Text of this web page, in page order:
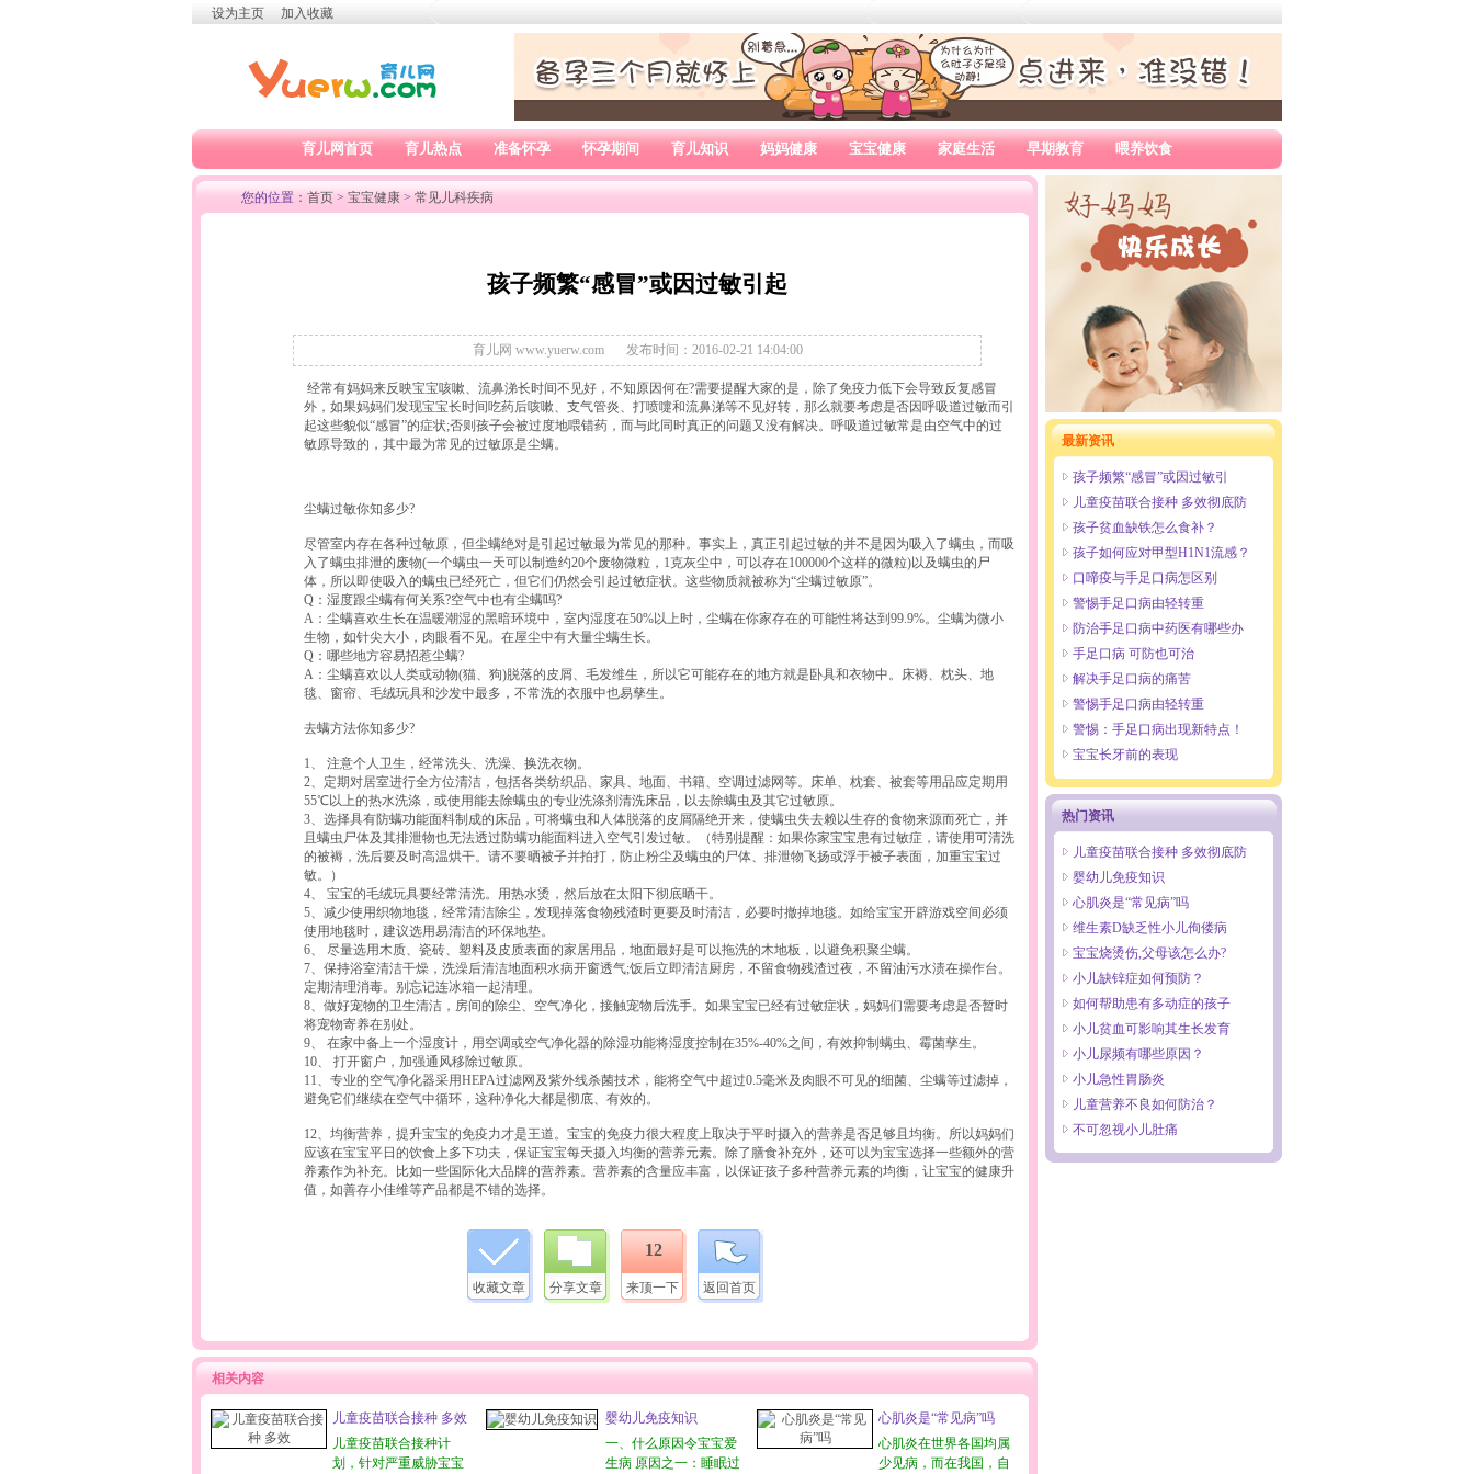
设为主页 加入收藏
育儿网首页 育儿热点 准备怀孕 怀孕期间 育儿知识 妈妈健康 宝宝健康 家庭生活 早期教育 喂养饮食
最新资讯
孩子频繁“感冒”或因过敏引
儿童疫苗联合接种 多效彻底防
孩子贫血缺铁怎么食补？
孩子如何应对甲型H1N1流感？
口啼疫与手足口病怎区别
警惕手足口病由轻转重
防治手足口病中药医有哪些办
手足口病 可防也可治
解决手足口病的痛苦
警惕手足口病由轻转重
警惕：手足口病出现新特点！
宝宝长牙前的表现
热门资讯
儿童疫苗联合接种 多效彻底防
婴幼儿免疫知识
心肌炎是“常见病”吗
维生素D缺乏性小儿佝偻病
宝宝烧烫伤,父母该怎么办?
小儿缺锌症如何预防？
如何帮助患有多动症的孩子
小儿贫血可影响其生长发育
小儿尿频有哪些原因？
小儿急性胃肠炎
儿童营养不良如何防治？
不可忽视小儿肚痛
您的位置： 首页 > 宝宝健康 > 常见儿科疾病
孩子频繁“感冒”或因过敏引起
育儿网 www.yuerw.com 发布时间：2016-02-21 14:04:00
经常有妈妈来反映宝宝咳嗽、流鼻涕长时间不见好，不知原因何在?需要提醒大家的是，除了免疫力低下会导致反复感冒
外，如果妈妈们发现宝宝长时间吃药后咳嗽、支气管炎、打喷嚏和流鼻涕等不见好转，那么就要考虑是否因呼吸道过敏而引
起这些貌似“感冒”的症状;否则孩子会被过度地喂错药，而与此同时真正的问题又没有解决。呼吸道过敏常是由空气中的过
敏原导致的，其中最为常见的过敏原是尘螨。
尘螨过敏你知多少?
尽管室内存在各种过敏原，但尘螨绝对是引起过敏最为常见的那种。事实上，真正引起过敏的并不是因为吸入了螨虫，而吸
入了螨虫排泄的废物(一个螨虫一天可以制造约20个废物微粒，1克灰尘中，可以存在100000个这样的微粒)以及螨虫的尸
体，所以即使吸入的螨虫已经死亡，但它们仍然会引起过敏症状。这些物质就被称为“尘螨过敏原”。
Q：湿度跟尘螨有何关系?空气中也有尘螨吗?
A：尘螨喜欢生长在温暖潮湿的黑暗环境中，室内湿度在50%以上时，尘螨在你家存在的可能性将达到99.9%。尘螨为微小
生物，如针尖大小，肉眼看不见。在屋尘中有大量尘螨生长。
Q：哪些地方容易招惹尘螨?
A：尘螨喜欢以人类或动物(猫、狗)脱落的皮屑、毛发维生，所以它可能存在的地方就是卧具和衣物中。床褥、枕头、地
毯、窗帘、毛绒玩具和沙发中最多，不常洗的衣服中也易孳生。
去螨方法你知多少?
1、 注意个人卫生，经常洗头、洗澡、换洗衣物。
2、定期对居室进行全方位清洁，包括各类纺织品、家具、地面、书籍、空调过滤网等。床单、枕套、被套等用品应定期用
55℃以上的热水洗涤，或使用能去除螨虫的专业洗涤剂清洗床品，以去除螨虫及其它过敏原。
3、选择具有防螨功能面料制成的床品，可将螨虫和人体脱落的皮屑隔绝开来，使螨虫失去赖以生存的食物来源而死亡，并
且螨虫尸体及其排泄物也无法透过防螨功能面料进入空气引发过敏。（特别提醒：如果你家宝宝患有过敏症，请使用可清洗
的被褥，洗后要及时高温烘干。请不要晒被子并拍打，防止粉尘及螨虫的尸体、排泄物飞扬或浮于被子表面，加重宝宝过
敏。）
4、 宝宝的毛绒玩具要经常清洗。用热水烫，然后放在太阳下彻底晒干。
5、减少使用织物地毯，经常清洁除尘，发现掉落食物残渣时更要及时清洁，必要时撤掉地毯。如给宝宝开辟游戏空间必须
使用地毯时，建议选用易清洁的环保地垫。
6、 尽量选用木质、瓷砖、塑料及皮质表面的家居用品，地面最好是可以拖洗的木地板，以避免积聚尘螨。
7、保持浴室清洁干燥，洗澡后清洁地面积水病开窗透气;饭后立即清洁厨房，不留食物残渣过夜，不留油污水渍在操作台。
定期清理消毒。别忘记连冰箱一起清理。
8、做好宠物的卫生清洁，房间的除尘、空气净化，接触宠物后洗手。如果宝宝已经有过敏症状，妈妈们需要考虑是否暂时
将宠物寄养在别处。
9、 在家中备上一个湿度计，用空调或空气净化器的除湿功能将湿度控制在35%-40%之间，有效抑制螨虫、霉菌孳生。
10、 打开窗户，加强通风移除过敏原。
11、专业的空气净化器采用HEPA过滤网及紫外线杀菌技术，能将空气中超过0.5毫米及肉眼不可见的细菌、尘螨等过滤掉，
避免它们继续在空气中循环，这种净化大都是彻底、有效的。
12、均衡营养，提升宝宝的免疫力才是王道。宝宝的免疫力很大程度上取决于平时摄入的营养是否足够且均衡。所以妈妈们
应该在宝宝平日的饮食上多下功夫，保证宝宝每天摄入均衡的营养元素。除了膳食补充外，还可以为宝宝选择一些额外的营
养素作为补充。比如一些国际化大品牌的营养素。营养素的含量应丰富，以保证孩子多种营养元素的均衡，让宝宝的健康升
值，如善存小佳维等产品都是不错的选择。
收藏文章 分享文章
12
来顶一下 返回首页
相关内容
儿童疫苗联合接种 多效
儿童疫苗联合接种计
划，针对严重威胁宝宝
婴幼儿免疫知识
一、什么原因令宝宝爱
生病 原因之一：睡眠过
心肌炎是“常见病”吗
心肌炎在世界各国均属
少见病，而在我国，自